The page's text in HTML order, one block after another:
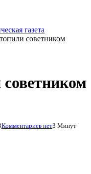
советником
Комментариев нет3 Минут